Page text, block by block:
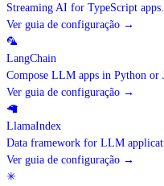
Streaming AI for TypeScript apps.
Ver guia de configuração →
🦜
LangChain
Compose LLM apps in Python or
Ver guia de configuração →
🦙
LlamaIndex
Data framework for LLM
Ver guia de configuração →
✳